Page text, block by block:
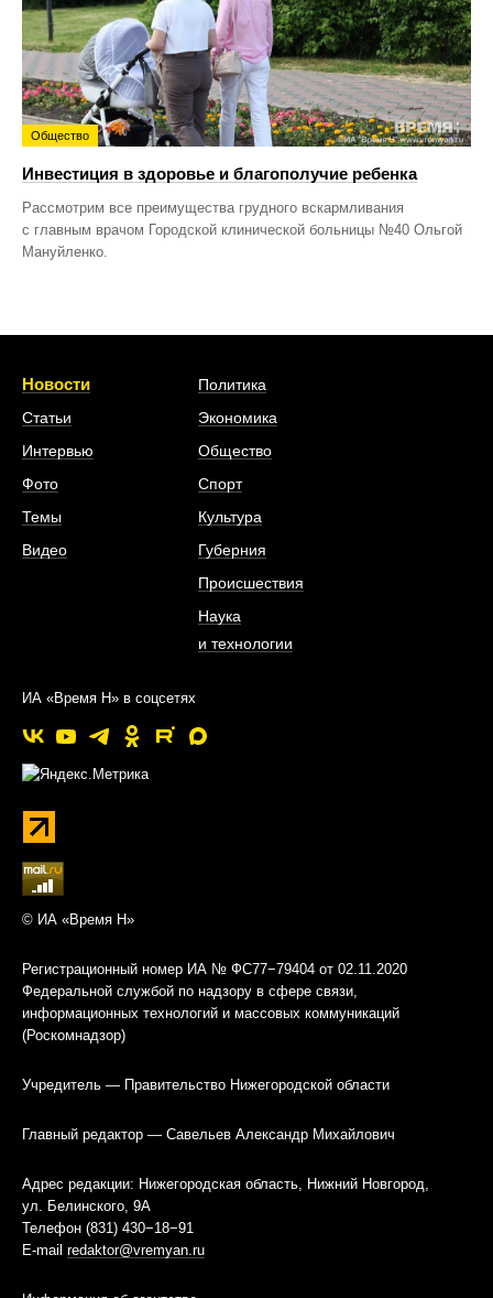
Общество
Инвестиция в здоровье и благополучие ребенка
Рассмотрим все преимущества грудного вскармливания
с главным врачом Городской клинической больницы №40 Ольгой
Мануйленко.
Новости
Статьи
Интервью
Фото
Темы
Видео
Политика
Экономика
Общество
Спорт
Культура
Губерния
Происшествия
Наука
и технологии
ИА «Время Н» в соцсетях
© ИА «Время Н»
Регистрационный номер ИА № ФС77−79404 от 02.11.2020
Федеральной службой по надзору в сфере связи,
информационных технологий и массовых коммуникаций
(Роскомнадзор)
Учредитель — Правительство Нижегородской области
Главный редактор — Савельев Александр Михайлович
Адрес редакции: Нижегородская область, Нижний Новгород,
ул. Белинского, 9А
Телефон (831) 430−18−91
E-mail redaktor@vremyan.ru